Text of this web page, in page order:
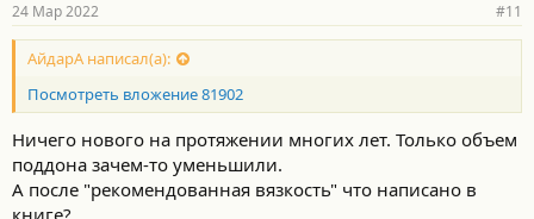
н
о
с
и
:
24 Мар 2022 #11
АйдарА написал(а):
Посмотреть вложение 81902
Ничего нового на протяжении многих лет. Только объем
поддона зачем-то уменьшили.
А после "рекомендованная вязкость" что написано в
книге?